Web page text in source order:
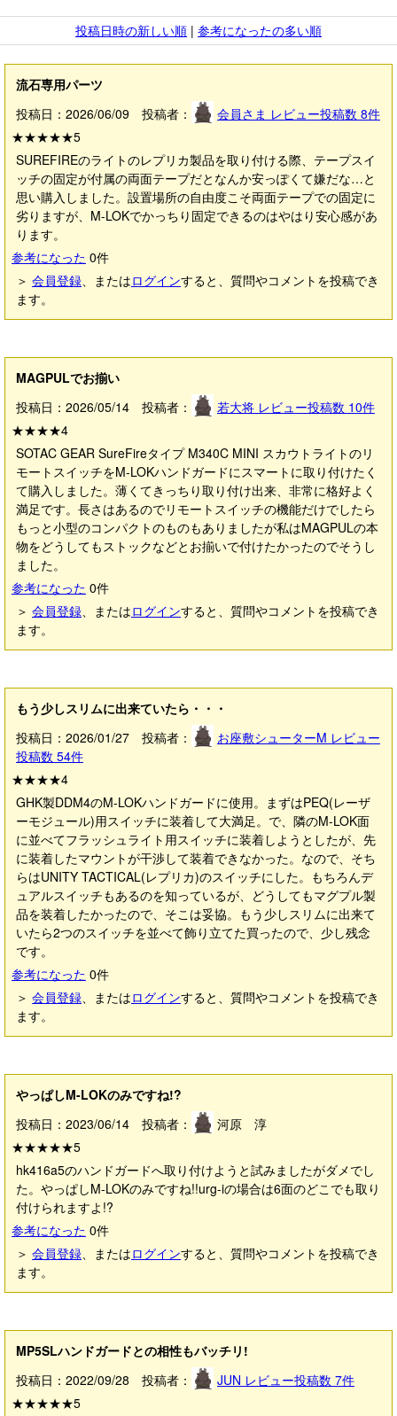
投稿日時の新しい順 | 参考になったの多い順
流石専用パーツ
投稿日：2026/06/09 投稿者：
会員さま レビュー投稿数 8件
★★★★★5
SUREFIREのライトのレプリカ製品を取り付ける際、テープスイ
ッチの固定が付属の両面テープだとなんか安っぽくて嫌だな…と
思い購入しました。設置場所の自由度こそ両面テープでの固定に
劣りますが、M-LOKでかっちり固定できるのはやはり安心感があ
ります。
参考になった 0件
＞ 会員登録、またはログインすると、質問やコメントを投稿でき
ます。
MAGPULでお揃い
投稿日：2026/05/14 投稿者：
若大将 レビュー投稿数 10件
★★★★4
SOTAC GEAR SureFireタイプ M340C MINI スカウトライトのリ
モートスイッチをM-LOKハンドガードにスマートに取り付けたく
て購入しました。薄くてきっちり取り付け出来、非常に格好よく
満足です。長さはあるのでリモートスイッチの機能だけでしたら
もっと小型のコンパクトのものもありましたが私はMAGPULの本
物をどうしてもストックなどとお揃いで付けたかったのでそうし
ました。
参考になった 0件
＞ 会員登録、またはログインすると、質問やコメントを投稿でき
ます。
もう少しスリムに出来ていたら・・・
投稿日：2026/01/27 投稿者：
お座敷シューターM レビュー
投稿数 54件
★★★★4
GHK製DDM4のM-LOKハンドガードに使用。まずはPEQ(レーザ
ーモジュール)用スイッチに装着して大満足。で、隣のM-LOK面
に並べてフラッシュライト用スイッチに装着しようとしたが、先
に装着したマウントが干渉して装着できなかった。なので、そち
らはUNITY TACTICAL(レプリカ)のスイッチにした。もちろんデ
ュアルスイッチもあるのを知っているが、どうしてもマグプル製
品を装着したかったので、そこは妥協。もう少しスリムに出来て
いたら2つのスイッチを並べて飾り立てた買ったので、少し残念
です。
参考になった 0件
＞ 会員登録、またはログインすると、質問やコメントを投稿でき
ます。
やっぱしM-LOKのみですね!?
投稿日：2023/06/14 投稿者：
河原 淳
★★★★★5
hk416a5のハンドガードへ取り付けようと試みましたがダメでし
た。やっぱしM-LOKのみですね!!urg-iの場合は6面のどこでも取り
付けられますよ!?
参考になった 0件
＞ 会員登録、またはログインすると、質問やコメントを投稿でき
ます。
MP5SLハンドガードとの相性もバッチリ!
投稿日：2022/09/28 投稿者：
JUN レビュー投稿数 7件
★★★★★5